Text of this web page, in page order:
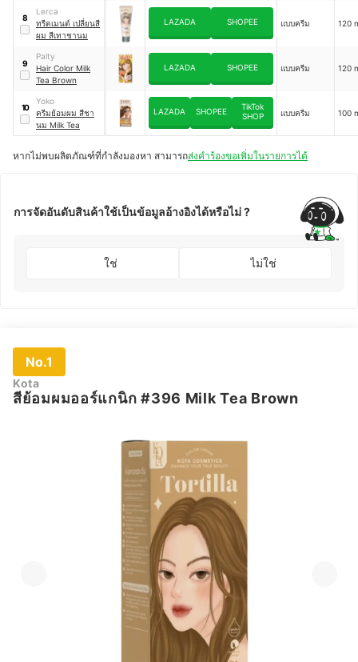
8
Lerca
ทรีตเมนต์ เปลี่ยนสี
ผม สีเทาชานม
LAZADA SHOPEE แบบครีม 120
9
Palty
Hair Color Milk
Tea Brown
LAZADA SHOPEE แบบครีม 120
10
Yoko
ครีมย้อมผม สีชา
นม Milk Tea
LAZADA SHOPEE
TikTok
SHOP
แบบครีม 100
หากไม่พบผลิตภัณฑ์ที่กำลังมองหา สามารถส่งคำร้องขอเพิ่มในรายการได้
การจัดอันดับสินค้าใช้เป็นข้อมูลอ้างอิงได้หรือไม่ ?
ใช่ ไม่ใช่
No.1
Kota
สีย้อมผมออร์แกนิก #396 Milk Tea Brown